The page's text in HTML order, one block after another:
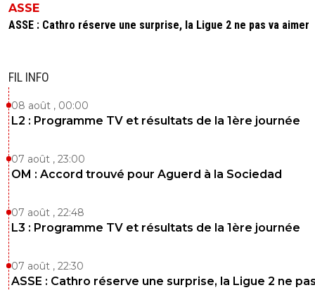
ASSE
ASSE : Cathro réserve une surprise, la Ligue 2 ne pas va aimer
FIL INFO
08 août , 00:00
L2 : Programme TV et résultats de la 1ère journée
07 août , 23:00
OM : Accord trouvé pour Aguerd à la Sociedad
07 août , 22:48
L3 : Programme TV et résultats de la 1ère journée
07 août , 22:30
ASSE : Cathro réserve une surprise, la Ligue 2 ne